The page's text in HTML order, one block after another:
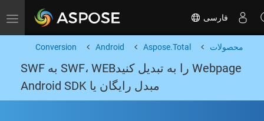
Toggle navigation فارسی
محصولات Aspose.Total
Android
Conversion
Webpage را به تبدیل کنیدSWF، WEB به SWF
مبدل رایگان یا Android SDK